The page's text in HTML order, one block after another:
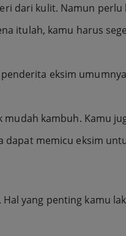
dari kulit. Namun perlu
itulah, kamu harus
eksim
kambuh. Kamu
dapat memicu eksim
yang penting kamu